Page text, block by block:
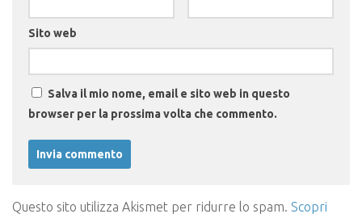
Sito web
Salva il mio nome, email e sito web in questo
browser per la prossima volta che commento.
Questo sito utilizza Akismet per ridurre lo spam. Scopri